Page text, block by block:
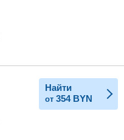
Найти
от 354 BYN